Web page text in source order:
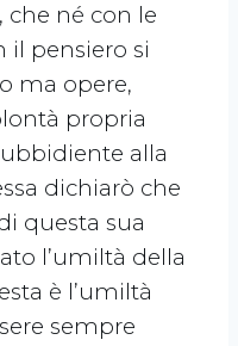
che né con le
il pensiero si
ma opere,
propria
alla
dichiarò che
questa sua
l’umiltà della
è l’umiltà
sempre